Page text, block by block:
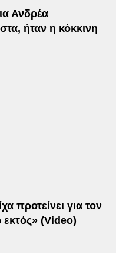
Ανδρέα
ήταν η κόκκινη
προτείνει για τον
εκτός» (Video)